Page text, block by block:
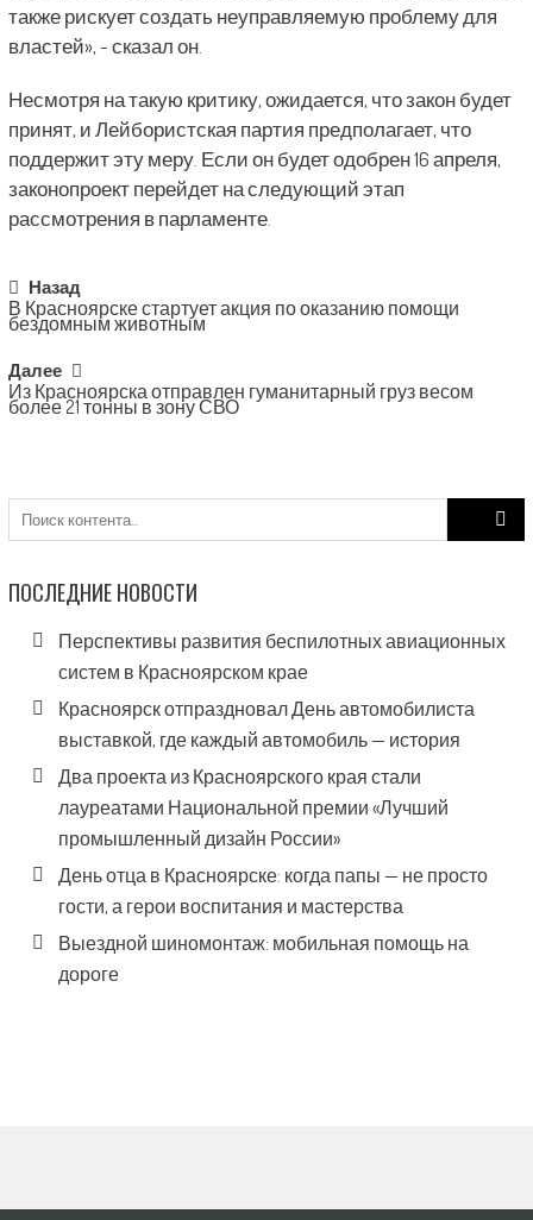
также рискует создать неуправляемую проблему для
властей», - сказал он.
Несмотря на такую ​​критику, ожидается, что закон будет
принят, и Лейбористская партия предполагает, что
поддержит эту меру. Если он будет одобрен 16 апреля,
законопроект перейдет на следующий этап
рассмотрения в парламенте.
Post
navigation
Назад
В Красноярске стартует акция по оказанию помощи
бездомным животным
Далее
Из Красноярска отправлен гуманитарный груз весом
более 21 тонны в зону СВО
Search
for:
ПОСЛЕДНИЕ НОВОСТИ
Перспективы развития беспилотных авиационных
систем в Красноярском крае
Красноярск отпраздновал День автомобилиста
выставкой, где каждый автомобиль — история
Два проекта из Красноярского края стали
лауреатами Национальной премии «Лучший
промышленный дизайн России»
День отца в Красноярске: когда папы — не просто
гости, а герои воспитания и мастерства
Выездной шиномонтаж: мобильная помощь на
дороге